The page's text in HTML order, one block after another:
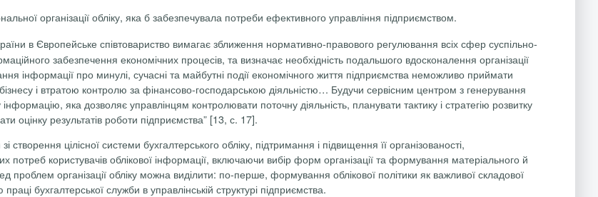
організації обліку, яка б забезпечувала потреби ефективного управління підприємством.
в Європейське співтовариство вимагає зближення нормативно-правового регулювання всіх сфер суспільно-
забезпечення економічних процесів, та визначає необхідність подальшого вдосконалення організації
інформації про минулі, сучасні та майбутні події економічного життя підприємства неможливо приймати
і втратою контролю за фінансово-господарською діяльністю… Будучи сервісним центром з генерування
яка дозволяє управлінцям контролювати поточну діяльність, планувати тактику і стратегію розвитку
оцінку результатів роботи підприємства” [13, с. 17].
створення цілісної системи бухгалтерського обліку, підтримання і підвищення її організованості,
користувачів облікової інформації, включаючи вибір форм організації та формування матеріального й
організації обліку можна виділити: по-перше, формування облікової політики як важливої складової
бухгалтерської служби в управлінській структурі підприємства.